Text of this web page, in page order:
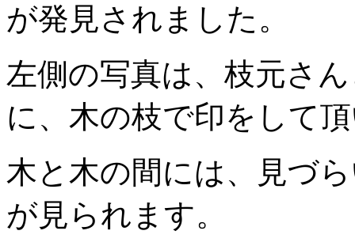
が発見されました。
左側の写真は、枝元さ
に、木の枝で印をして
木と木の間には、見づ
が見られます。